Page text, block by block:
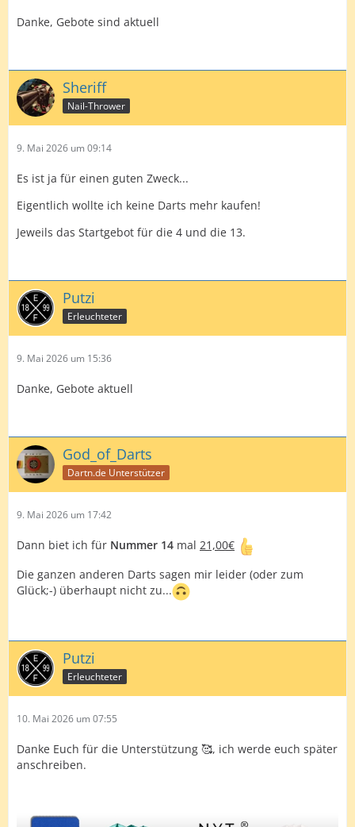
Danke, Gebote sind aktuell
Sheriff
Nail-Thrower
9. Mai 2026 um 09:14
Es ist ja für einen guten Zweck...
Eigentlich wollte ich keine Darts mehr kaufen!
Jeweils das Startgebot für die 4 und die 13.
Putzi
Erleuchteter
9. Mai 2026 um 15:36
Danke, Gebote aktuell
God_of_Darts
Dartn.de Unterstützer
9. Mai 2026 um 17:42
Dann biet ich für Nummer 14 mal 21,00€
Die ganzen anderen Darts sagen mir leider (oder zum
Glück;-) überhaupt nicht zu...
Putzi
Erleuchteter
10. Mai 2026 um 07:55
Danke Euch für die Unterstützung 🥰, ich werde euch später
anschreiben.